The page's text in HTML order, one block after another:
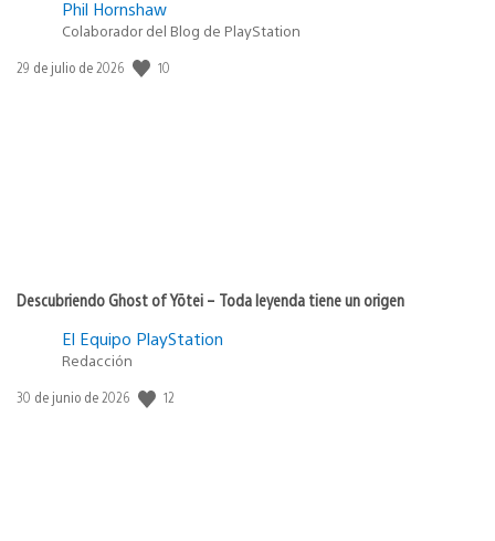
Phil Hornshaw
Colaborador del Blog de PlayStation
Fecha
29 de julio de 2026 10
Descubriendo Ghost of Yōtei – Toda leyenda tiene un origen
El Equipo PlayStation
Redacción
Fecha
30 de junio de 2026 12